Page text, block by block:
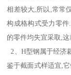
相差较大,所以,常常
构成格构式受力零
的零件均失宜采取,
2、H型钢属于经济
鉴于截面式样适宜,